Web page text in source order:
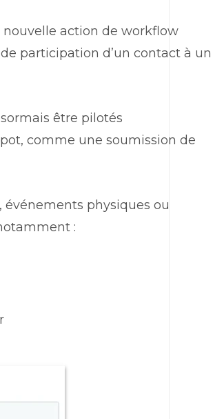
nouvelle action de workflow
participation d’un contact à un
être pilotés
, comme une soumission de
physiques ou
: